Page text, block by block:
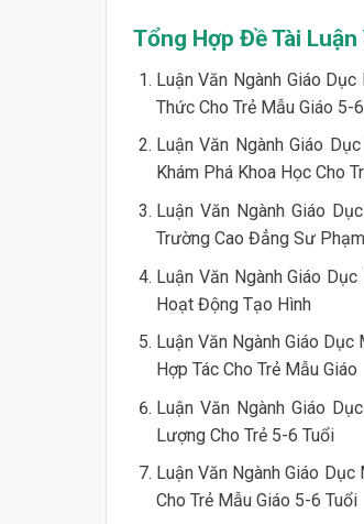
Tổng Hợp Đề Tài
Luận Văn Ngành Giáo
Thức Cho Trẻ Mẫu Giáo 5-6
Luận Văn Ngành Giáo
Khám Phá Khoa Học Cho
Luận Văn Ngành Giáo
Trường Cao Đẳng Sư
Luận Văn Ngành Giáo
Hoạt Động Tạo Hình
Luận Văn Ngành Giáo
Hợp Tác Cho Trẻ Mẫu Giáo
Luận Văn Ngành Giáo
Lượng Cho Trẻ 5-6 Tuổi
Luận Văn Ngành Giáo
Cho Trẻ Mẫu Giáo 5-6 Tuổi